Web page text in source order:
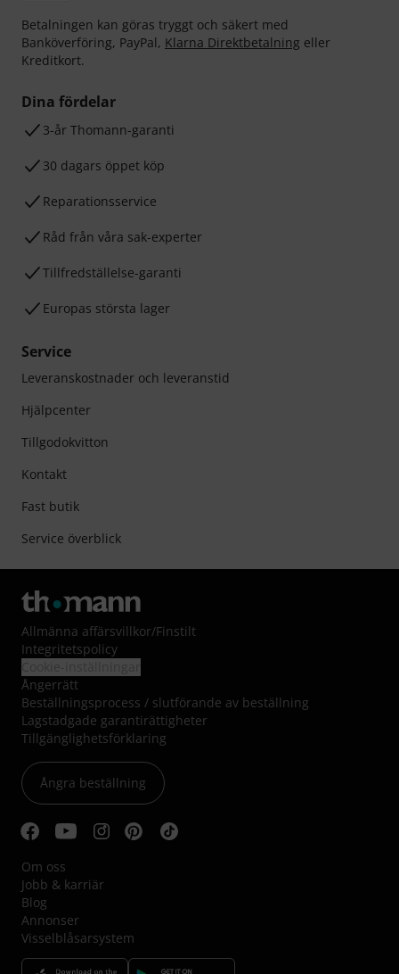
Betalningen kan göras tryggt och säkert med
Banköverföring, PayPal, Klarna Direktbetalning eller
Kreditkort.
Dina fördelar
3-år Thomann-garanti
30 dagars öppet köp
Reparationsservice
Råd från våra sak-experter
Tillfredställelse-garanti
Europas största lager
Service
Leveranskostnader och leveranstid
Hjälpcenter
Tillgodokvitton
Kontakt
Fast butik
Service överblick
Allmänna affärsvillkor/Finstilt
Integritetspolicy
Ångerrätt
Beställningsprocess / slutförande av beställning
Lagstadgade garantirättigheter
Tillgänglighetsförklaring
Ångra beställning
Om oss
Jobb & karriär
Blog
Annonser
Visselblåsarsystem